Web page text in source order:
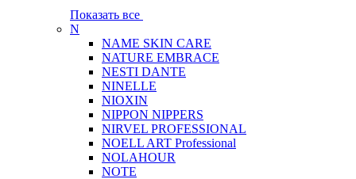
Показать все
N
NAME SKIN CARE
NATURE EMBRACE
NESTI DANTE
NINELLE
NIOXIN
NIPPON NIPPERS
NIRVEL PROFESSIONAL
NOELL ART Professional
NOLAHOUR
NOTE